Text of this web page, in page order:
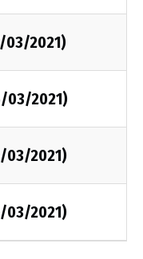
03/2021)
03/2021)
03/2021)
03/2021)